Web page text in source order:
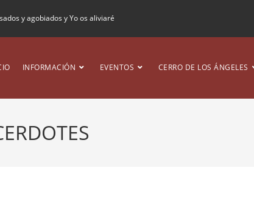
y agobiados y Yo os aliviaré
INFORMACIÓN EVENTOS CERRO DE LOS ÁNGELES